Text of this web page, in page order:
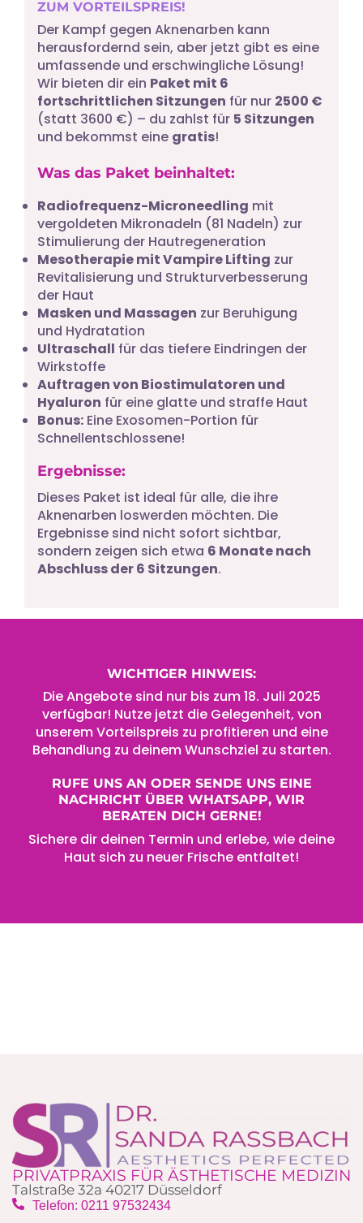
ZUM VORTEILSPREIS!
Der Kampf gegen Aknenarben kann
herausfordernd sein, aber jetzt gibt es eine
umfassende und erschwingliche Lösung!
Wir bieten dir ein Paket mit 6
fortschrittlichen Sitzungen für nur 2500 €
(statt 3600 €) – du zahlst für 5 Sitzungen
und bekommst eine gratis!
Was das Paket beinhaltet:
Radiofrequenz-Microneedling mit
vergoldeten Mikronadeln (81 Nadeln) zur
Stimulierung der Hautregeneration
Mesotherapie mit Vampire Lifting zur
Revitalisierung und Strukturverbesserung
der Haut
Masken und Massagen zur Beruhigung
und Hydratation
Ultraschall für das tiefere Eindringen der
Wirkstoffe
Auftragen von Biostimulatoren und
Hyaluron für eine glatte und straffe Haut
Bonus: Eine Exosomen-Portion für
Schnellentschlossene!
Ergebnisse:
Dieses Paket ist ideal für alle, die ihre
Aknenarben loswerden möchten. Die
Ergebnisse sind nicht sofort sichtbar,
sondern zeigen sich etwa 6 Monate nach
Abschluss der 6 Sitzungen.
WICHTIGER HINWEIS:
Die Angebote sind nur bis zum 18. Juli 2025
verfügbar! Nutze jetzt die Gelegenheit, von
unserem Vorteilspreis zu profitieren und eine
Behandlung zu deinem Wunschziel zu starten.
RUFE UNS AN ODER SENDE UNS EINE
NACHRICHT ÜBER WHATSAPP, WIR
BERATEN DICH GERNE!
Sichere dir deinen Termin und erlebe, wie deine
Haut sich zu neuer Frische entfaltet!
PRIVATPRAXIS FÜR ÄSTHETISCHE MEDIZIN
Talstraße 32a 40217 Düsseldorf
Telefon: 0211 97532434